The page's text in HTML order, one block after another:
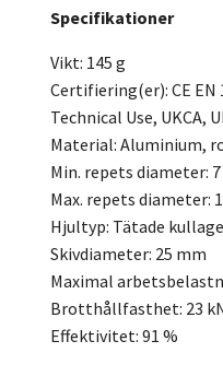
Specifikationer
Vikt: 145 g
Certifiering(er): CE EN
Technical Use, UKCA,
Material: Aluminium,
Min. repets diameter:
Max. repets diameter:
Hjultyp: Tätade
Skivdiameter: 25 mm
Maximal
Brotthållfasthet: 23
Effektivitet: 91 %